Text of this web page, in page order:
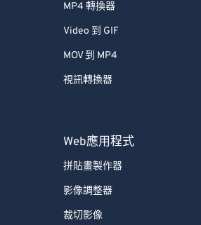
MP4 轉換器
Video 到 GIF
MOV 到 MP4
視訊轉換器
Web應用程式
拼貼畫製作器
影像調整器
裁切影像